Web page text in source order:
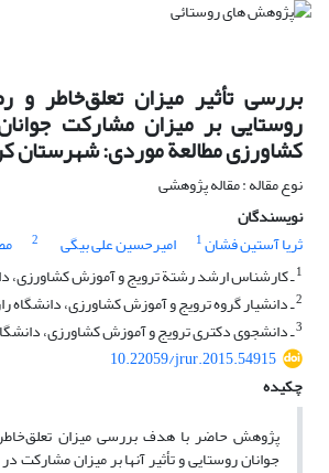
بررسی تأثیر میزان تعلق‌خاطر و
روستایی بر میزان مشارکت
کشاورزی مطالعة موردی: شهرستان
نوع مقاله : مقاله پژوهشی
نویسندگان
ثریا آستین فشان1 امیرحسین علی بیگی 2
1ـ کارشناس ارشد رشتة ترویج و آموزش کشاورزی،
2ـ دانشیار گروه ترویج و آموزش کشاورزی، دانشگاه
3ـ دانشجوی دکتری ترویج و آموزش کشاورزی،
10.22059/jrur.2015.54915
چکیده
پژوهش حاضر با هدف بررسی میزان
جوانان روستایی و تأثیر آنها بر میزان مشارکت